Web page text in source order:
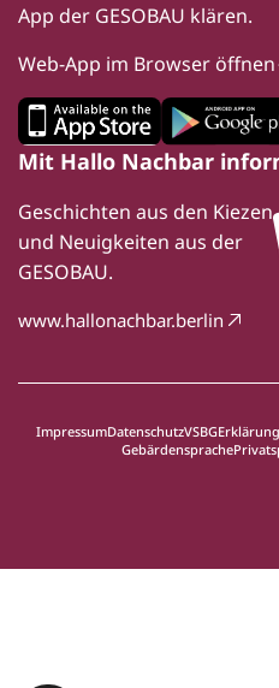
App der GESOBAU klären.
Web-App im Browser öffnen
Mit Hallo Nachbar
Geschichten aus den Kiezen
und Neuigkeiten aus der
GESOBAU.
www.hallonachbar.berlin
ImpressumDatenschutzVSBG
Gebärdensprache